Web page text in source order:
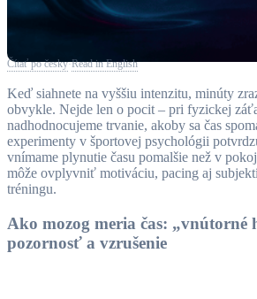
Čítať po česky·Read in English
Keď siahnete na vyššiu intenzitu, minúty
obvykle. Nejde len o pocit – pri fyzickej
nadhodnocujeme trvanie, akoby sa čas
experimenty v športovej psychológii
vnímame plynutie času pomalšie než v
môže ovplyvniť motiváciu, pacing aj
tréningu.
Ako mozog meria čas: „vnútorné
pozornosť a vzrušenie